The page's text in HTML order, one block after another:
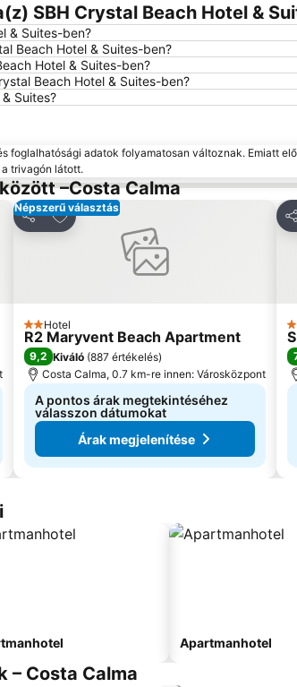
SBH Crystal Beach Hotel &
& Suites-ben?
Beach Hotel & Suites-ben?
Hotel & Suites-ben?
Beach Hotel & Suites-ben?
Suites?
foglalhatósági adatok folyamatosan változnak. Emiatt
trivagón látott.
–Costa Calma
Népszerű választás
Megosztás
Hozzáadás a kedvencekhez
2 Kategória
Hotel
R2 Maryvent Beach Apartment
9,2 Kiváló (887 értékelés)
Costa Calma, 0.7 km-re innen: Városközpont
A pontos árak megtekintéséhez
válasszon dátumokat
Árak megjelenítése
Apartmanhotel
– Costa Calma